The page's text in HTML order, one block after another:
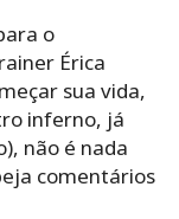
o
Érica
sua vida,
inferno, já
não é nada
comentários